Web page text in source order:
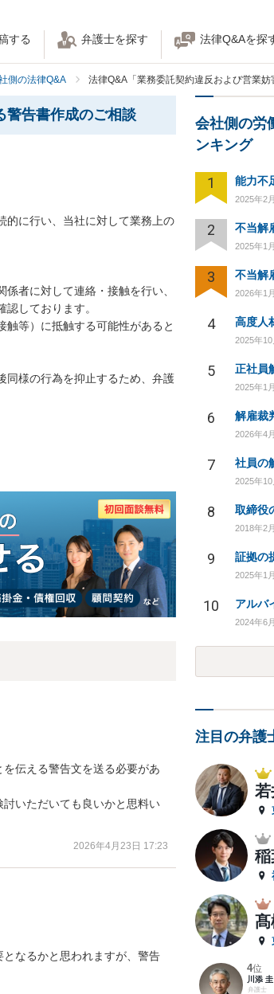
する 弁護士を探す 法律Q&Aを探
側の法律Q&A 法律Q&A「業務委託契約違反および営業妨
警告書作成のご相談
的に行い、当社に対して業務上の
者に対して連絡・接触を行い、
しております。
等）に抵触する可能性があると
同様の行為を抑止するため、弁護
伝える警告文を送る必要があ
いただいても良いかと思料い
2026年4月23日 17:23
なるかと思われますが、警告
会社側の労
ンキング
1
2025年2
2
2025年1
3
2026年1
4
2025年10
5
2025年1
6
2026年4
7
2025年10
8
2018年2
9
2025年1
10
2024年6
注目の弁護
稲
4位
川添 圭
弁護士